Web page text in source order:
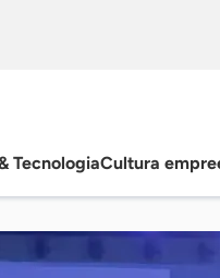
TecnologiaCultura